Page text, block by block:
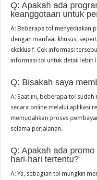
Q: Apakah ada
keanggotaan untuk
A: Beberapa tol menyediakan
dengan manfaat khusus,
eksklusif. Cek informasi
informasi tol untuk detail lebih
Q: Bisakah saya
A: Saat ini, beberapa tol
secara online melalui aplikasi
memudahkan proses
selama perjalanan.
Q: Apakah ada
hari-hari tertentu?
A: Ya, sebagian tol mungkin